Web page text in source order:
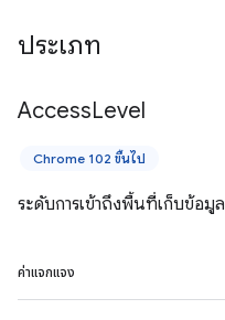
ประเภท
AccessLevel
Chrome 102 ขึ้นไป
ระดับการเข้าถึงพื้นที่เก็บข้อมูล
ค่าแจกแจง